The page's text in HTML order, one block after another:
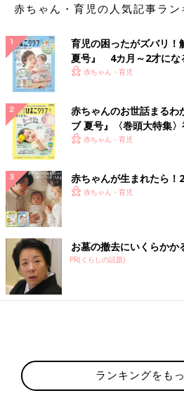
赤ちゃん・育児の人気記事ラン
育児の困ったがズバリ！
夏号』 4カ月～2才にな
いっぱい！
赤ちゃん・育児
赤ちゃんのお世話まるわ
ブ 夏号』〈巻頭大特集
く！ おっぱい・ミルクの
赤ちゃん・育児
赤ちゃんが生まれたら！
赤ちゃん・育児
お墓の撤去にいくらかか
PR(くらしの話題)
ランキングをも